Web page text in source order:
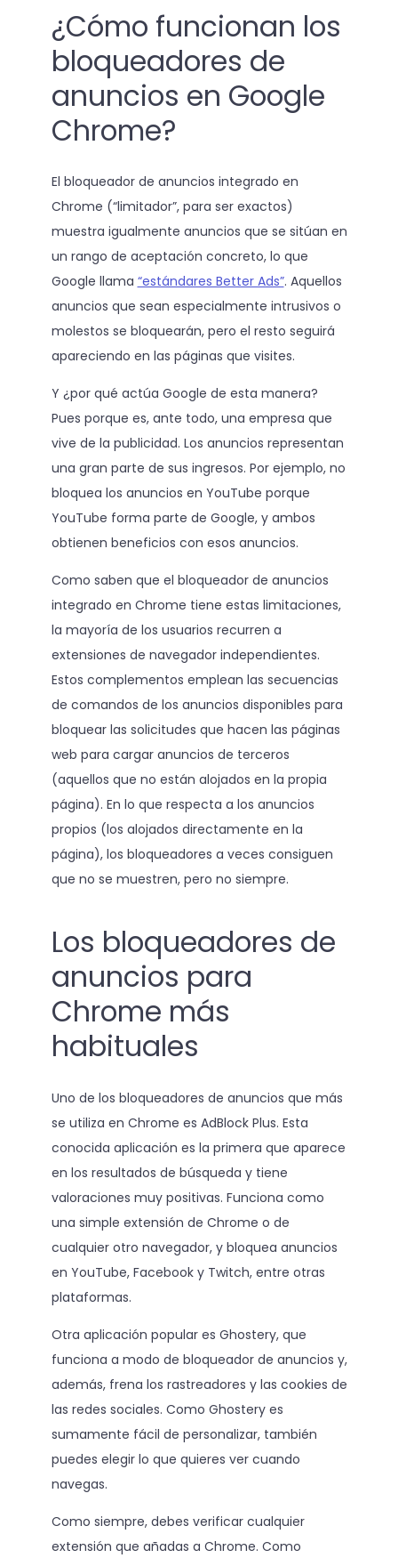
¿Cómo funcionan los
bloqueadores de
anuncios en Google
Chrome?
El bloqueador de anuncios integrado en
Chrome (“limitador”, para ser exactos)
muestra igualmente anuncios que se sitúan en
un rango de aceptación concreto, lo que
Google llama “estándares Better Ads”. Aquellos
anuncios que sean especialmente intrusivos o
molestos se bloquearán, pero el resto seguirá
apareciendo en las páginas que visites.
Y ¿por qué actúa Google de esta manera?
Pues porque es, ante todo, una empresa que
vive de la publicidad. Los anuncios representan
una gran parte de sus ingresos. Por ejemplo, no
bloquea los anuncios en YouTube porque
YouTube forma parte de Google, y ambos
obtienen beneficios con esos anuncios.
Como saben que el bloqueador de anuncios
integrado en Chrome tiene estas limitaciones,
la mayoría de los usuarios recurren a
extensiones de navegador independientes.
Estos complementos emplean las secuencias
de comandos de los anuncios disponibles para
bloquear las solicitudes que hacen las páginas
web para cargar anuncios de terceros
(aquellos que no están alojados en la propia
página). En lo que respecta a los anuncios
propios (los alojados directamente en la
página), los bloqueadores a veces consiguen
que no se muestren, pero no siempre.
Los bloqueadores de
anuncios para
Chrome más
habituales
Uno de los bloqueadores de anuncios que más
se utiliza en Chrome es AdBlock Plus. Esta
conocida aplicación es la primera que aparece
en los resultados de búsqueda y tiene
valoraciones muy positivas. Funciona como
una simple extensión de Chrome o de
cualquier otro navegador, y bloquea anuncios
en YouTube, Facebook y Twitch, entre otras
plataformas.
Otra aplicación popular es Ghostery, que
funciona a modo de bloqueador de anuncios y,
además, frena los rastreadores y las cookies de
las redes sociales. Como Ghostery es
sumamente fácil de personalizar, también
puedes elegir lo que quieres ver cuando
navegas.
Como siempre, debes verificar cualquier
extensión que añadas a Chrome. Como